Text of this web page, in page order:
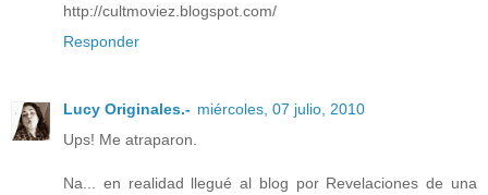
http://cultmoviez.blogspot.com/
Responder
Lucy Originales.- miércoles, 07 julio, 2010
Ups! Me atraparon.
Na... en realidad llegué al blog por Revelaciones de una